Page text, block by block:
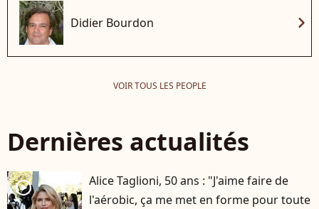
Didier Bourdon chevron_right
VOIR TOUS LES PEOPLE
Dernières actualités
player2
Alice Taglioni, 50 ans : "J'aime faire de
l'aérobic, ça me met en forme pour toute